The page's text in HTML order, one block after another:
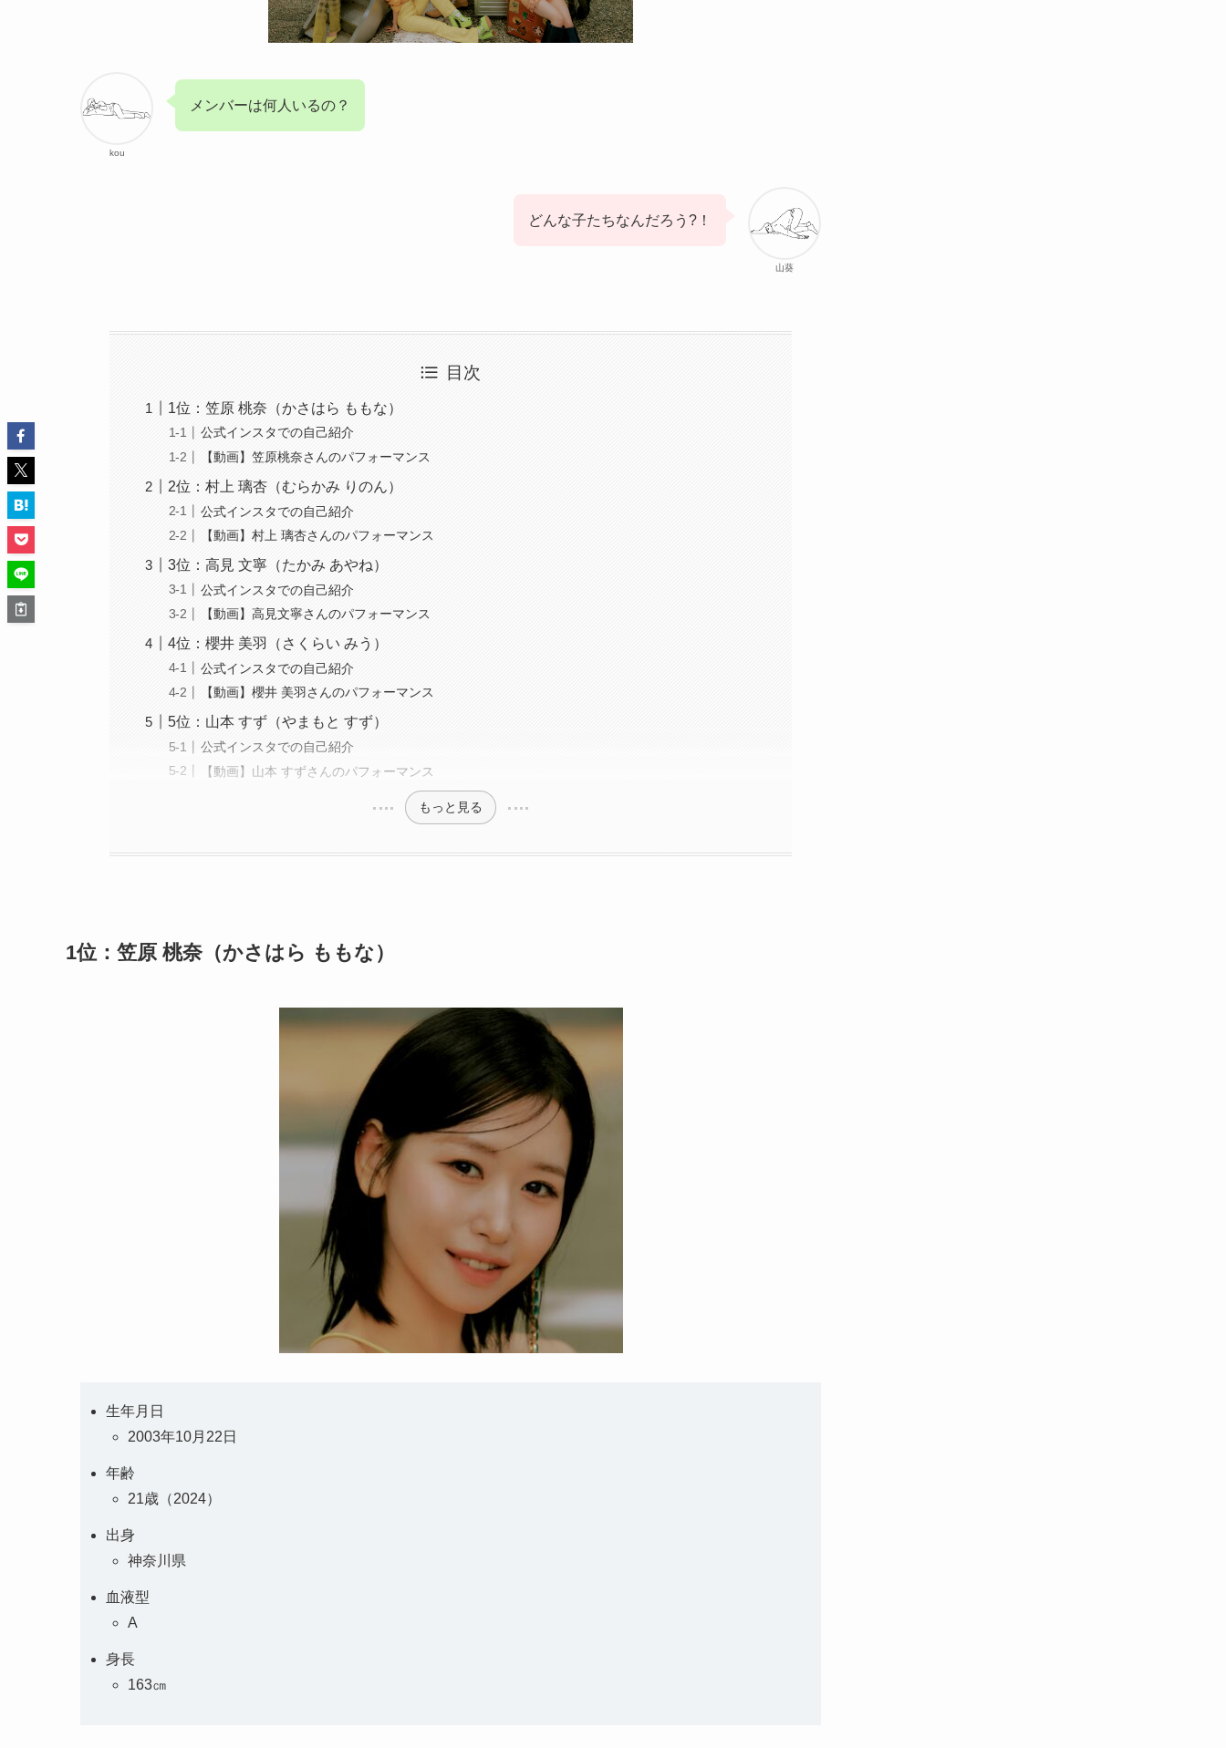
kou
メンバーは何人いるの？
山葵
どんな子たちなんだろう?！
目次
1位：笠原 桃奈（かさはら ももな）
公式インスタでの自己紹介
【動画】笠原桃奈さんのパフォーマンス
2位：村上 璃杏（むらかみ りのん）
公式インスタでの自己紹介
【動画】村上 璃杏さんのパフォーマンス
3位：高見 文寧（たかみ あやね）
公式インスタでの自己紹介
【動画】高見文寧さんのパフォーマンス
4位：櫻井 美羽（さくらい みう）
公式インスタでの自己紹介
【動画】櫻井 美羽さんのパフォーマンス
5位：山本 すず（やまもと すず）
公式インスタでの自己紹介
【動画】山本 すずさんのパフォーマンス
もっと見る
1位：笠原 桃奈（かさはら ももな）
生年月日
2003年10月22日
年齢
21歳（2024）
出身
神奈川県
血液型
A
身長
163㎝